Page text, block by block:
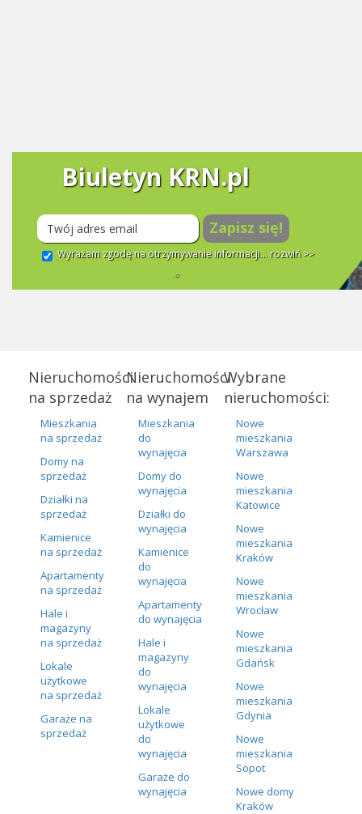
Biuletyn KRN.pl
Zapisz się!
Wyrażam zgodę na otrzymywanie informacji... rozwiń >>
Nieruchomości
na sprzedaż
Mieszkania
na sprzedaż
Domy na
sprzedaż
Działki na
sprzedaż
Kamienice
na sprzedaż
Apartamenty
na sprzedaż
Hale i
magazyny
na sprzedaż
Lokale
użytkowe
na sprzedaż
Garaże na
sprzedaż
Nieruchomości
na wynajem
Mieszkania
do
wynajęcia
Domy do
wynajęcia
Działki do
wynajęcia
Kamienice
do
wynajęcia
Apartamenty
do wynajęcia
Hale i
magazyny
do
wynajęcia
Lokale
użytkowe
do
wynajęcia
Garaże do
wynajęcia
Wybrane
nieruchomości:
Nowe
mieszkania
Warszawa
Nowe
mieszkania
Katowice
Nowe
mieszkania
Kraków
Nowe
mieszkania
Wrocław
Nowe
mieszkania
Gdańsk
Nowe
mieszkania
Gdynia
Nowe
mieszkania
Sopot
Nowe domy
Kraków